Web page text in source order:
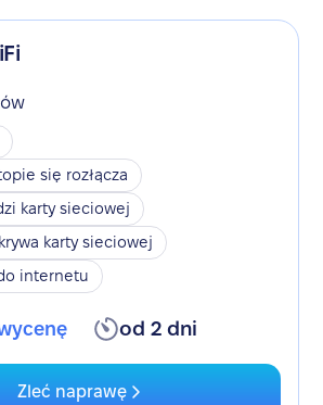
się rozłącza
karty sieciowej
karty sieciowej
internetu
od 2 dni
Zleć naprawę